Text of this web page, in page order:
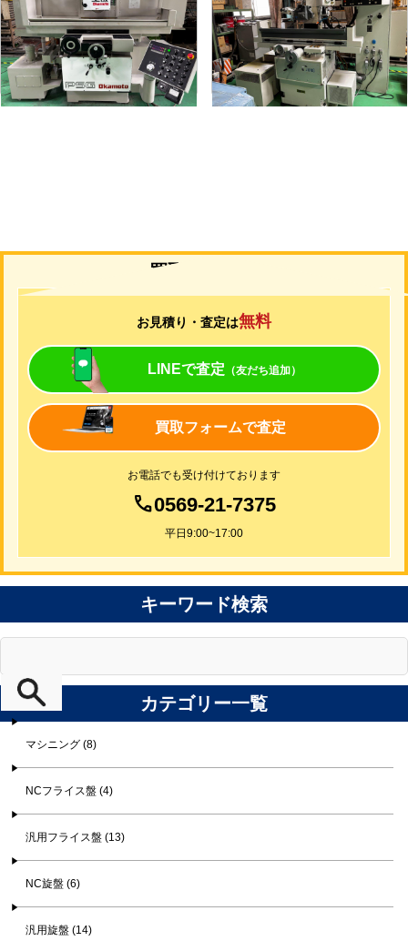
メーカー 岡本
形 式PSG-52DX
年 1997
メーカー ユング
形 式JF-420N
年 式2006
買取について
お見積り・査定は無料
LINEで査定 （友だち追加）
買取フォームで査定
お電話でも受け付けております
0569-21-7375
平日9:00~17:00
キーワード検索
カテゴリー一覧
マシニング (8)
NCフライス盤 (4)
汎用フライス盤 (13)
NC旋盤 (6)
汎用旋盤 (14)